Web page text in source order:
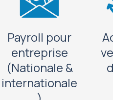
Payroll pour
entreprise
(Nationale &
internationale